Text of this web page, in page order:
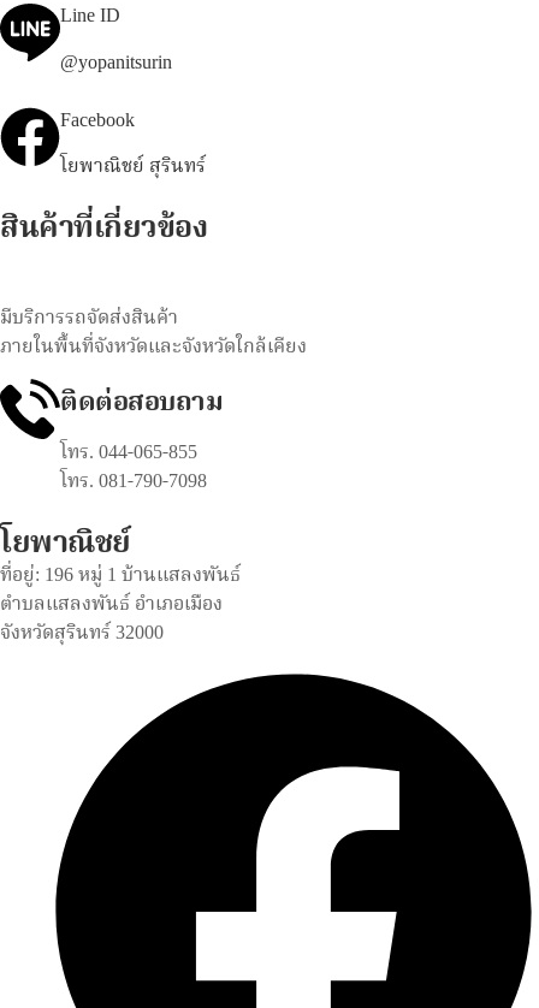
Line ID
@yopanitsurin
Facebook
โยพาณิชย์ สุรินทร์
สินค้าที่เกี่ยวข้อง
มีบริการรถจัดส่งสินค้า
ภายในพื้นที่จังหวัดและจังหวัดใกล้เคียง
ติดต่อสอบถาม
โทร. 044-065-855
โทร. 081-790-7098
โยพาณิชย์
ที่อยู่: 196 หมู่ 1 บ้านแสลงพันธ์
ตำบลแสลงพันธ์ อำเภอเมือง
จังหวัดสุรินทร์ 32000